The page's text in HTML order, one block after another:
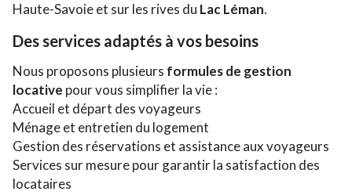
Haute-Savoie et sur les rives du Lac Léman.
Des services adaptés à vos besoins
Nous proposons plusieurs formules de gestion
locative pour vous simplifier la vie :
Accueil et départ des voyageurs
Ménage et entretien du logement
Gestion des réservations et assistance aux voyageurs
Services sur mesure pour garantir la satisfaction des
locataires